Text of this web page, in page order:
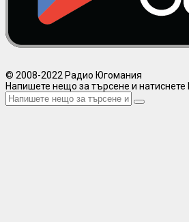
© 2008-2022 Радио Югомания
Напишете нещо за търсене и натиснете